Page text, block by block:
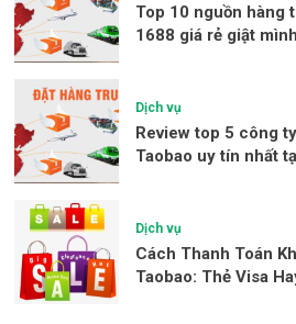
Top 10 nguồn hàng
1688 giá rẻ giật mình
Dịch vụ
Review top 5 công
Taobao uy tín nhất
Dịch vụ
Cách Thanh Toán
Taobao: Thẻ Visa